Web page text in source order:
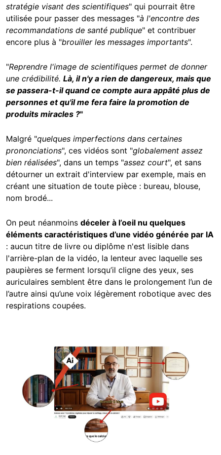
stratégie visant des scientifiques" qui pourrait être
utilisée pour passer des messages "à l'encontre des
recommandations de santé publique" et contribuer
encore plus à "brouiller les messages importants".
"Reprendre l'image de scientifiques permet de donner
une crédibilité. Là, il n'y a rien de dangereux, mais que
se passera-t-il quand ce compte aura appâté plus de
personnes et qu'il me fera faire la promotion de
produits miracles ?"
Malgré "quelques imperfections dans certaines
prononciations", ces vidéos sont "globalement assez
bien réalisées", dans un temps "assez court", et sans
détourner un extrait d'interview par exemple, mais en
créant une situation de toute pièce : bureau, blouse,
nom brodé...
On peut néanmoins déceler à l’oeil nu quelques
éléments caractéristiques d’une vidéo générée par IA
: aucun titre de livre ou diplôme n'est lisible dans
l'arrière-plan de la vidéo, la lenteur avec laquelle ses
paupières se ferment lorsqu’il cligne des yeux, ses
auriculaires semblent être dans le prolongement l’un de
l’autre ainsi qu’une voix légèrement robotique avec des
respirations coupées.